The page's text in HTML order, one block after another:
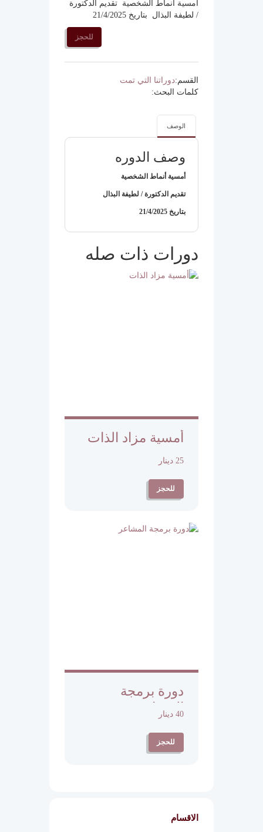
أمسية أنماط الشخصية تقديم الدكتورة
/ لطيفة البذال بتاريخ 21/4/2025
للحجز
القسم:دوراتنا التي تمت
كلمات البحث:
الوصف
وصف الدوره
أمسية أنماط الشخصية
تقديم الدكتورة / لطيفة البذال
بتاريخ 21/4/2025
دورات ذات صله
أمسية مزاد الذات
25 دينار
للحجز
دورة برمجة
المشاعر
40 دينار
للحجز
الاقسام